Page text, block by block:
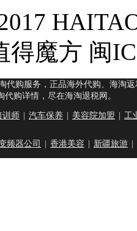
得魔方 闽
代购服务，正品海外代购、海淘
购详情，尽在海淘退税网。
训师 汽车保养 美容院加盟 工
频器公司 香港美容 新疆旅游